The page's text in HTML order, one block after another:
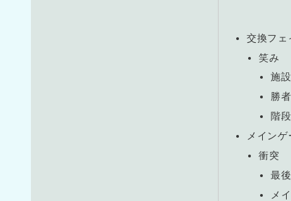
交換フェ
笑み
施
勝
階段
メインゲ
衝突
最
メ